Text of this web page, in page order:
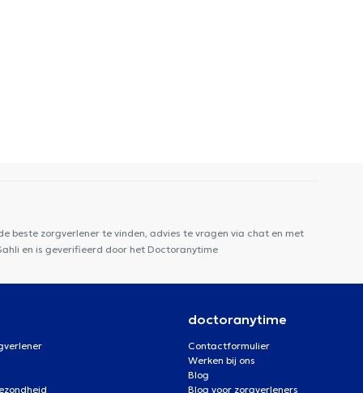
beste zorgverlener te vinden, advies te vragen via chat en met
en is geverifieerd door het Doctoranytime
doctoranytime
Contactformulier
Werken bij ons
Blog
Blog voor zorgverleners